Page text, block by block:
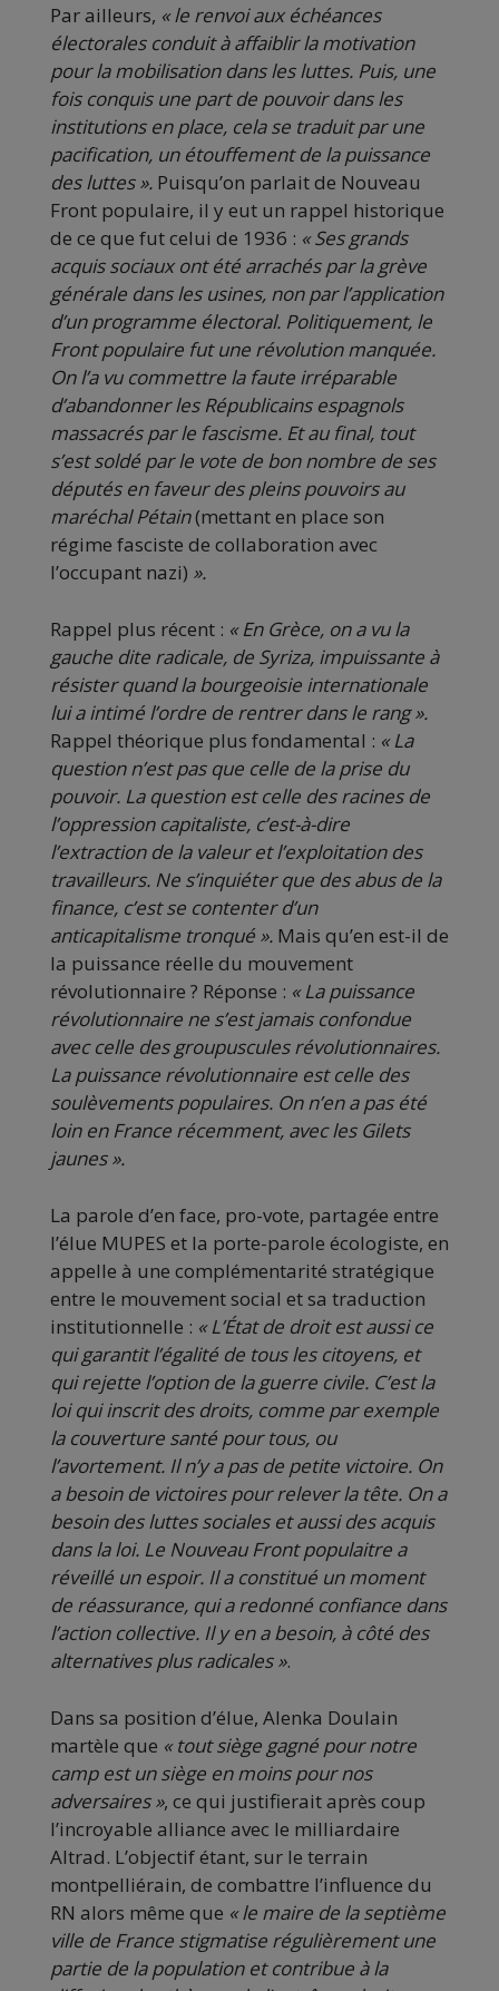
Par ailleurs, « le renvoi aux échéances
électorales conduit à affaiblir la motivation
pour la mobilisation dans les luttes. Puis, une
fois conquis une part de pouvoir dans les
institutions en place, cela se traduit par une
pacification, un étouffement de la puissance
des luttes ». Puisqu’on parlait de Nouveau
Front populaire, il y eut un rappel historique
de ce que fut celui de 1936 : « Ses grands
acquis sociaux ont été arrachés par la grève
générale dans les usines, non par l’application
d’un programme électoral. Politiquement, le
Front populaire fut une révolution manquée.
On l’a vu commettre la faute irréparable
d’abandonner les Républicains espagnols
massacrés par le fascisme. Et au final, tout
s’est soldé par le vote de bon nombre de ses
députés en faveur des pleins pouvoirs au
maréchal Pétain(mettant en place son
régime fasciste de collaboration avec
l’occupant nazi) ».
Rappel plus récent : « En Grèce, on a vu la
gauche dite radicale, de Syriza, impuissante à
résister quand la bourgeoisie internationale
lui a intimé l’ordre de rentrer dans le rang ».
Rappel théorique plus fondamental : « La
question n’est pas que celle de la prise du
pouvoir. La question est celle des racines de
l’oppression capitaliste, c’est-à-dire
l’extraction de la valeur et l’exploitation des
travailleurs. Ne s’inquiéter que des abus de la
finance, c’est se contenter d’un
anticapitalisme tronqué ». Mais qu’en est-il de
la puissance réelle du mouvement
révolutionnaire ? Réponse : « La puissance
révolutionnaire ne s’est jamais confondue
avec celle des groupuscules révolutionnaires.
La puissance révolutionnaire est celle des
soulèvements populaires. On n’en a pas été
loin en France récemment, avec les Gilets
jaunes ».
La parole d’en face, pro-vote, partagée entre
l’élue MUPES et la porte-parole écologiste, en
appelle à une complémentarité stratégique
entre le mouvement social et sa traduction
institutionnelle : « L’État de droit est aussi ce
qui garantit l’égalité de tous les citoyens, et
qui rejette l’option de la guerre civile. C’est la
loi qui inscrit des droits, comme par exemple
la couverture santé pour tous, ou
l’avortement. Il n’y a pas de petite victoire. On
a besoin de victoires pour relever la tête. On a
besoin des luttes sociales et aussi des acquis
dans la loi. Le Nouveau Front populaitre a
réveillé un espoir. Il a constitué un moment
de réassurance, qui a redonné confiance dans
l’action collective. Il y en a besoin, à côté des
alternatives plus radicales ».
Dans sa position d’élue, Alenka Doulain
martèle que « tout siège gagné pour notre
camp est un siège en moins pour nos
adversaires », ce qui justifierait après coup
l’incroyable alliance avec le milliardaire
Altrad. L’objectif étant, sur le terrain
montpelliérain, de combattre l’influence du
RN alors même que « le maire de la septième
ville de France stigmatise régulièrement une
partie de la population et contribue à la